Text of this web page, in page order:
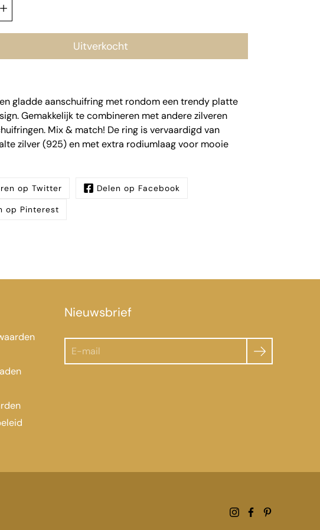
Uitverkocht
gladde aanschuifring met rondom een trendy platte
Gemakkelijk te combineren met andere zilveren
Mix & match! De ring is vervaardigd van
zilver (925) en met extra rodiumlaag voor mooie
op Twitter
Delen op Facebook
op Pinterest
Nieuwsbrief